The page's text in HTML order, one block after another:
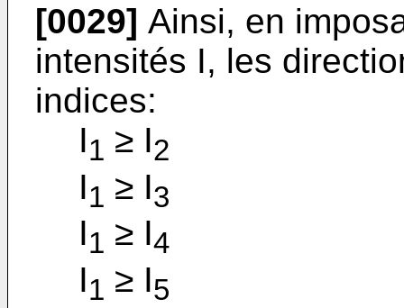
[0029] Ainsi, en
intensités I, les
indices:
I1 ≥ I2
I1 ≥ I3
I1 ≥ I4
I1 ≥ I5